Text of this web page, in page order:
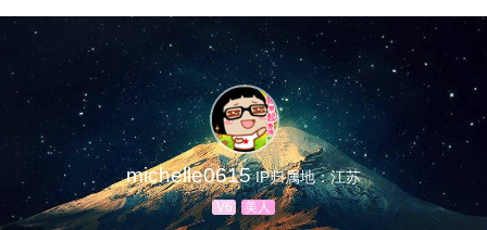
michelle0615 IP归属地：江苏
V6 美人